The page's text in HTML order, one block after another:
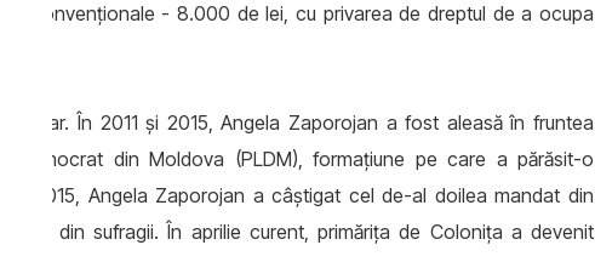
convenționale - 8.000 de lei, cu privarea de dreptul de a ocupa
primar. În 2011 și 2015, Angela Zaporojan a fost aleasă în fruntea
Democrat din Moldova (PLDM), formațiune pe care a părăsit-o
din 2015, Angela Zaporojan a câștigat cel de-al doilea mandat din
sută din sufragii. În aprilie curent, primărița de Colonița a devenit